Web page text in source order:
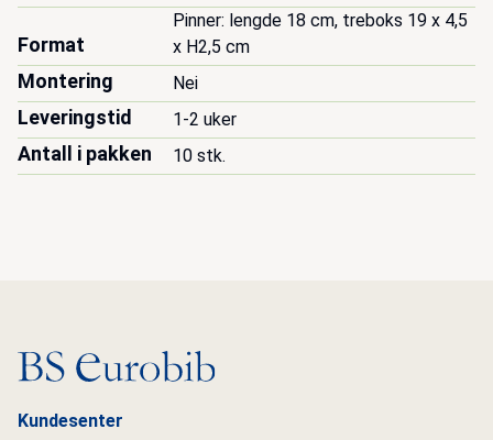
Format
Pinner: lengde 18 cm, treboks 19 x 4,5
x H2,5 cm
Montering Nei
Leveringstid 1-2 uker
Antall i pakken 10 stk.
Gå til hovedsiden
Kundesenter